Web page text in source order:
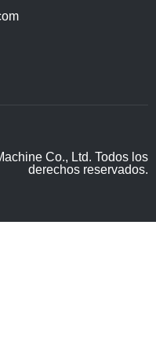
Co., Ltd. Todos los
derechos reservados.